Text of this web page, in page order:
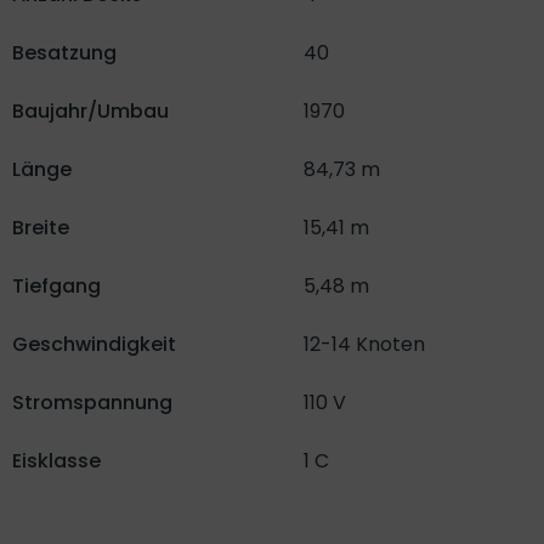
Besatzung
Baujahr/Umbau
Länge
Breite
Tiefgang
Geschwindigkeit
Stromspannung
Eisklasse
40
1970
84,73 m
15,41 m
5,48 m
12-14 Knoten
110 V
1 C